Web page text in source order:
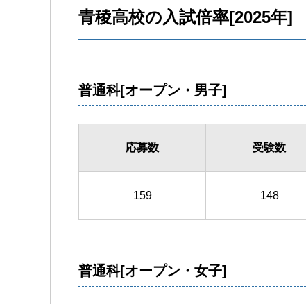
青稜高校の入試倍率[2025年]
普通科[オープン・男子]
応募数 受験数
159 148
普通科[オープン・女子]